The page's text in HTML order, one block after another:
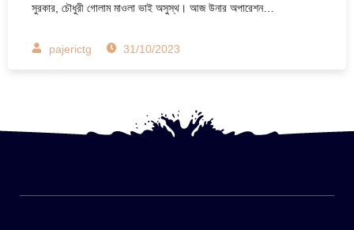
সুরকার, চৌধুরী গোলাম মাওলা ভাই অসুস্থ। আজ উনার অপারেশন…
pajerictg 31/10/2023